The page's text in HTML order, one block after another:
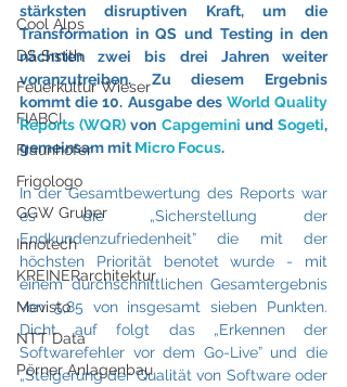
Cool Alps
DS Smith
Feuerkultur Wieser
FIABCI
Fraunhofer
Frigologo
GGW Gruber
Innotech
KREINERarchitektur
Mevisto
NTT Data
Pörner Anlagenbau
stärksten disruptiven Kraft, um die
Transformation in QS und Testing in den
nächsten zwei bis drei Jahren weiter
voranzutreiben. Zu diesem Ergebnis
kommt die 10. Ausgabe des World Quality
Reports (WQR) von Capgemini und Sogeti,
gemeinsam mit Micro Focus.
In der Gesamtbewertung des Reports war
es die „Sicherstellung der
Endkundenzufriedenheit” die mit der
höchsten Priorität benotet wurde - mit
einem durchschnittlichen Gesamtergebnis
von 5,85 von insgesamt sieben Punkten.
Dicht auf folgt das „Erkennen der
Softwarefehler vor dem Go-Live” und die
„Steigerung der Qualität von Software oder